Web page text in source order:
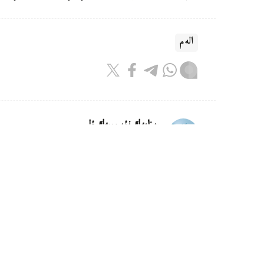
الەم
ريزابەك نۇسىپبەك ۇلى